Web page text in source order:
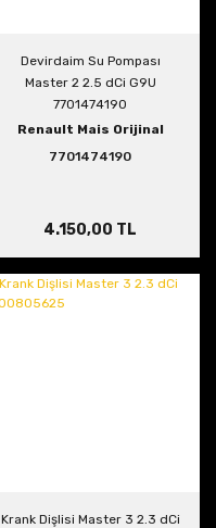
Devirdaim Su Pompası
Master 2 2.5 dCi G9U
7701474190
Renault Mais Orijinal
7701474190
4.150,00 TL
Krank Dişlisi Master 3 2.3 dCi